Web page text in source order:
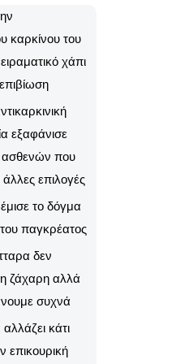
καρκίνου του
χάπι
εξαφάνισε
που
επιλογές
το δόγμα
παγκρέατος
δεν
ζάχαρη αλλά
συχνά
κάτι
επικουρική